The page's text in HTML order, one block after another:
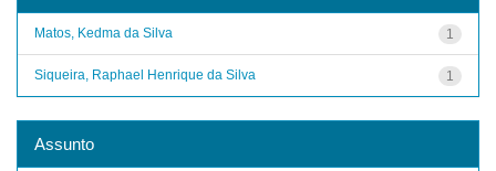
1
Matos, Kedma da Silva
1
Siqueira, Raphael Henrique da Silva
Assunto